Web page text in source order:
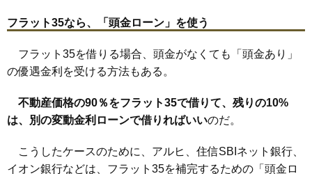
フラット35なら、「頭金ローン」を使う
フラット35を借りる場合、頭金がなくても「頭金あり」
の優遇金利を受ける方法もある。
不動産価格の90％をフラット35で借りて、残りの10%
は、別の変動金利ローンで借りればいいのだ。
こうしたケースのために、アルヒ、住信SBIネット銀行、
イオン銀行などは、フラット35を補完するための「頭金ロ